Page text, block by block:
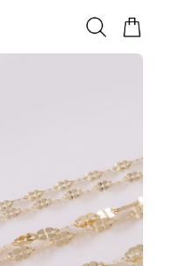
웨딩/다이아 가드링/반지